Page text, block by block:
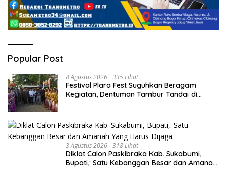
Popular Post
8 Agustus 2026 335 Lihat
Festival Plara Fest Suguhkan Beragam
Kegiatan, Dentuman Tambur Tandai di
3 Agustus 2026 318 Lihat
Diklat Calon Paskibraka Kab. Sukabumi,
Bupati,: Satu Kebanggan Besar dan Amanah